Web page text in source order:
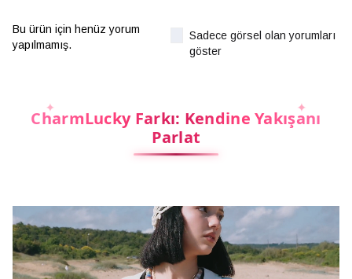
Bu ürün için henüz yorum
yapılmamış.
Sadece görsel olan yorumları
göster
CharmLucky Farkı: Kendine Yakışanı
Parlat